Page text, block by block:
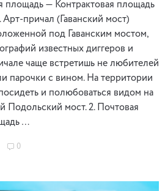
— Контрактовая площадь
причал (Гаванский мост)
под Гаванским мостом,
известных диггеров и
чаще встретишь не любителей
парочки с вином. На территории
и полюбоваться видом на
Подольский мост. 2. Почтовая
…
0